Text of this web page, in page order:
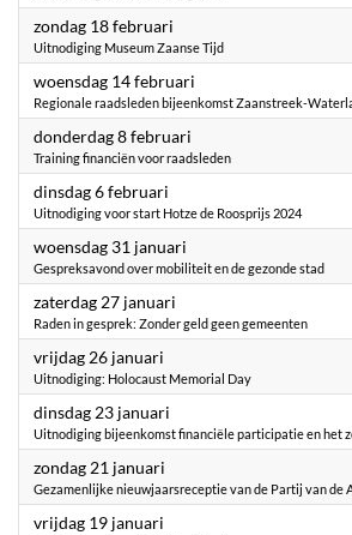
zondag 18 februari
Uitnodiging Museum Zaanse Tijd
woensdag 14 februari
Regionale raadsleden bijeenkomst Zaanstreek-
donderdag 8 februari
Training financiën voor raadsleden
dinsdag 6 februari
Uitnodiging voor start Hotze de Roosprijs 2024
woensdag 31 januari
Gespreksavond over mobiliteit en de gezonde stad
zaterdag 27 januari
Raden in gesprek: Zonder geld geen gemeenten
vrijdag 26 januari
Uitnodiging: Holocaust Memorial Day
dinsdag 23 januari
Uitnodiging bijeenkomst financiële participatie en het
zondag 21 januari
Gezamenlijke nieuwjaarsreceptie van de Partij van de
vrijdag 19 januari